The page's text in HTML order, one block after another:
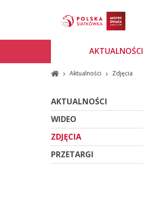
AKTUALNOŚCI
Aktualności Zdjęcia
AKTUALNOŚCI
WIDEO
ZDJĘCIA
PRZETARGI